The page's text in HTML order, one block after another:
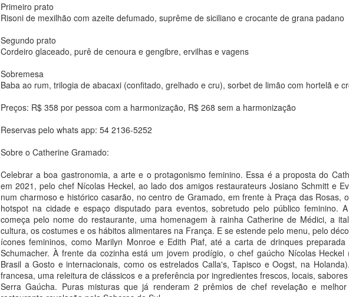
Primeiro prato
Risoni de mexilhão com azeite defumado, suprême de siciliano e crocante de grana padano
Segundo prato
Cordeiro glaceado, purê de cenoura e gengibre, ervilhas e vagens
Sobremesa
Baba ao rum, trilogia de abacaxi (confitado, grelhado e cru), sorbet de limão com hortelã e
Preços: R$ 358 por pessoa com a harmonização, R$ 268 sem a harmonização
Reservas pelo whats app: 54 2136-5252
Sobre o Catherine Gramado:
Celebrar a boa gastronomia, a arte e o protagonismo feminino. Essa é a proposta do
em 2021, pelo chef Nícolas Heckel, ao lado dos amigos restaurateurs Josiano Schmitt e
num charmoso e histórico casarão, no centro de Gramado, em frente à Praça das Rosas,
hotspot na cidade e espaço disputado para eventos, sobretudo pelo público feminino.
começa pelo nome do restaurante, uma homenagem à rainha Catherine de Médici, a
cultura, os costumes e os hábitos alimentares na França. E se estende pelo menu, pelo
ícones femininos, como Marilyn Monroe e Edith Piaf, até a carta de drinques preparada
Schumacher. À frente da cozinha está um jovem prodígio, o chef gaúcho Nícolas Heckel
Brasil a Gosto e internacionais, como os estrelados Calla's, Tapisco e Oogst, na
francesa, uma releitura de clássicos e a preferência por ingredientes frescos, locais,
Serra Gaúcha. Puras misturas que já renderam 2 prêmios de chef revelação e
"É Melhor o Fim", "Não Tem Volta" e "Põe Zezé e Luciano" chegam às
Ceian Muniz segue vivendo uma das fases mais produtivas de sua
apresenta, nesta sexta-feira (07), mais três faixas inéditas do projeto:
AUG
Festival Hercule Florence transforma Campinas em
palco de debates sobre fotografia, memória e crise
Ana Bittar
Entre 5 e 23 de agosto, museus, universidades e praças de Campinas
Campinas recebe, entre 5 e 23 de agosto, a 16ª edição do Festival
Hercule Florence de Fotografia, que transforma a cidade em um grande
circuito de arte, cultura e reflexão sobre um dos temas mais urgentes
da atualidade: a crise climática.
AUG
4
Balé da Cidade de São Paulo reencena Réquiem SP,
coreografia de Alejandro Ahmed, sucesso em 2025
Ana Bittar
Utilizando de uma rigorosa obra de Ligeti, a coreografia investiga de
maneira provocativa as possibilidades de articulação entre corpos,